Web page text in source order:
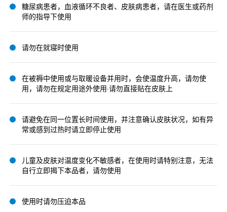
糖尿病患者，血液循环不良者、皮肤病患者，请在医生或药剂
师的指导下使用
请勿在就寝时使用
在被褥中使用或与取暖设备并用时，会使温度升高，请勿使
用，请勿在规定用途外使用·请勿直接贴在皮肤上
请避免在同一位置长时间使用，并注意确认皮肤状况，如有异
常或感到过热时请立即停止使用
儿童及皮肤对温度变化不敏感者，在使用时请特别注意，无法
自行立即揭下本品者，请勿使用
使用时请勿压迫本品